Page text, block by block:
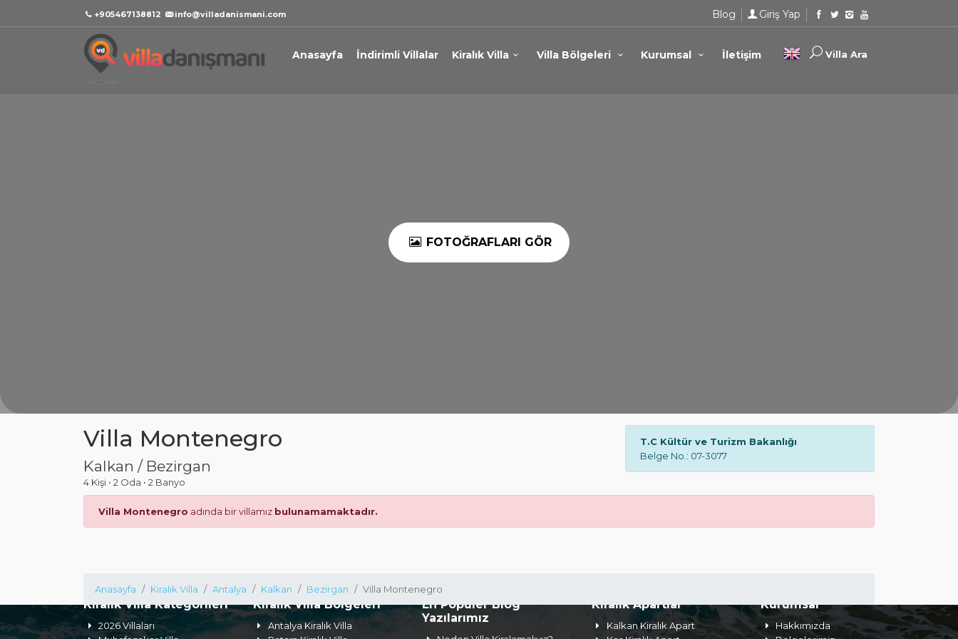
+905467138812 info@villadanismani.com Blog Giriş Yap
Anasayfa İndirimli Villalar Kiralık Villa Villa Bölgeleri Kurumsal İletişim Villa Ara
FOTOĞRAFLARI GÖR
Villa Montenegro
Kalkan / Bezirgan
4 Kişi • 2 Oda • 2 Banyo
T.C Kültür ve Turizm Bakanlığı
Belge No.: 07-3077
Villa Montenegro adında bir villamız bulunamamaktadır.
Anasayfa Kiralık Villa Antalya Kalkan Bezirgan Villa Montenegro
Kiralık Villa Kategorileri
2026 Villaları
Kiralık Villa Bölgeleri
Antalya Kiralık Villa
En Popüler Blog
Yazılarımız
Kiralık Apartlar
Kalkan Kiralık Apart
Kurumsal
Hakkımızda